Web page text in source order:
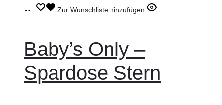
WeiterlesenZur Wunschliste hinzufügen
Baby’s Only –
Spardose Stern